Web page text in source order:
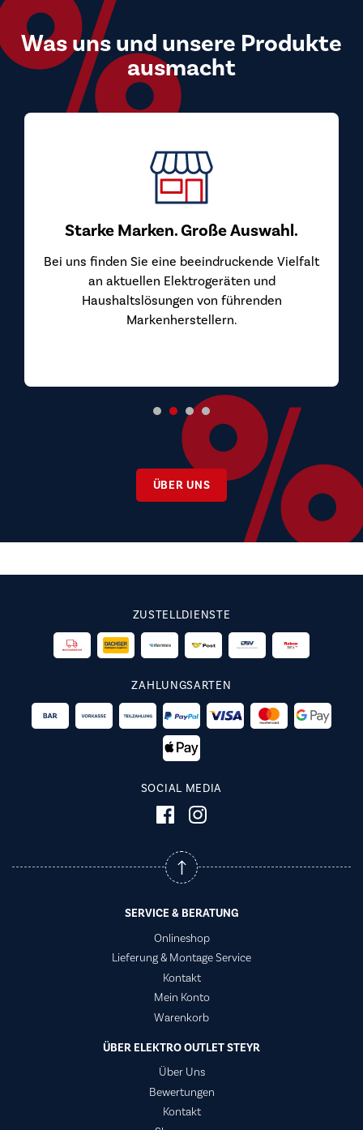
Was uns und unsere Produkte
ausmacht
Starke Marken. Große Auswahl.
Bei uns finden Sie eine beeindruckende Vielfalt
an aktuellen Elektrogeräten und
Haushaltslösungen von führenden
Markenherstellern.
ÜBER UNS
ZUSTELLDIENSTE
ZAHLUNGSARTEN
SOCIAL MEDIA
SERVICE & BERATUNG
Onlineshop
Lieferung & Montage Service
Kontakt
Mein Konto
Warenkorb
ÜBER ELEKTRO OUTLET STEYR
Über Uns
Bewertungen
Kontakt